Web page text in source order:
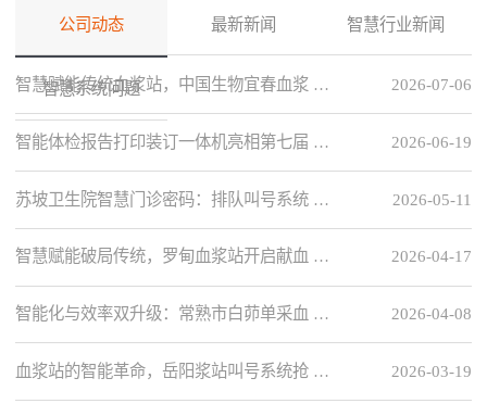
公司动态 最新新闻 智慧行业新闻
智慧系统问题 2026-07-06
智慧赋能传统血浆站，中国生物宜春血浆 …
2026-06-19
智能体检报告打印装订一体机亮相第七届 …
2026-05-11
苏坡卫生院智慧门诊密码：排队叫号系统 …
2026-04-17
智慧赋能破局传统，罗甸血浆站开启献血 …
2026-04-08
智能化与效率双升级：常熟市白茆单采血 …
2026-03-19
血浆站的智能革命，岳阳浆站叫号系统抢 …